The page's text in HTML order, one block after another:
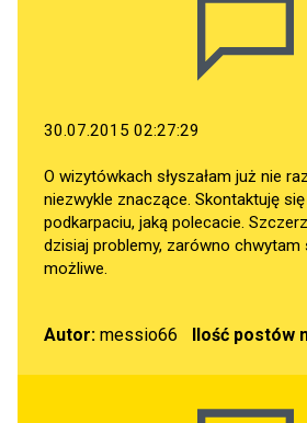
30.07.2015 02:27:29
O wizytówkach słyszałam już nie
niezwykle znaczące. Skontaktuję
podkarpaciu, jaką polecacie.
dzisiaj problemy, zarówno
możliwe.
Autor: messio66 Ilość postów